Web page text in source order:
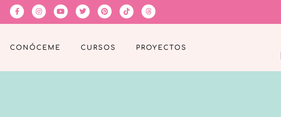
CONÓCEME CURSOS PROYECTOS